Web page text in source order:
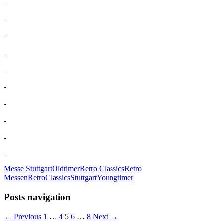
Messe StuttgartOldtimerRetro ClassicsRetro
MessenRetroClassicsStuttgartYoungtimer
Posts navigation
← Previous 1 … 4 5 6 … 8 Next →